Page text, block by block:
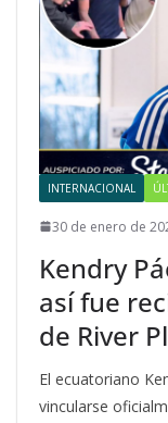
INTERNACIONAL
30 de enero de
Kendry
así fue
de River
El ecuatoriano
vincularse